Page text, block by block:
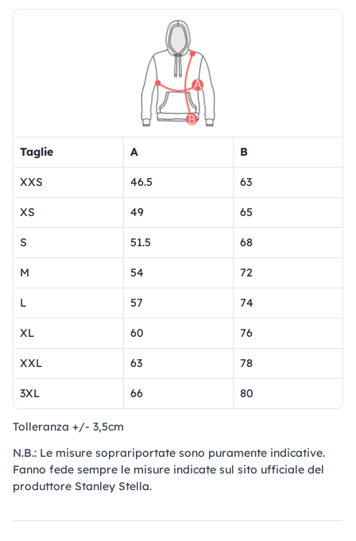
Taglie A B
XXS 46.5 63
XS 49 65
S 51.5 68
M 54 72
L 57 74
XL 60 76
XXL 63 78
3XL 66 80
Tolleranza +/- 3,5cm
N.B.: Le misure soprariportate sono puramente indicative.
Fanno fede sempre le misure indicate sul sito ufficiale del
produttore Stanley Stella.